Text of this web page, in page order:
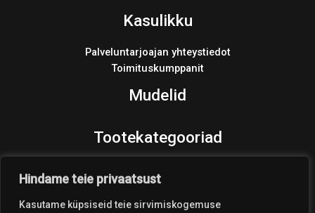
Hindame teie privaatsust
Kasutame küpsiseid teie sirvimiskogemuse
Kasulikku
Palveluntarjoajan yhteystiedot
Toimituskumppanit
Mudelid
Tootekategooriad
Products